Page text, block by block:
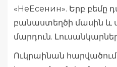
«НеЕсенин». Երբ բեմը
բանաստեղծի մասին և
մարդուն.
Ուկրաինան